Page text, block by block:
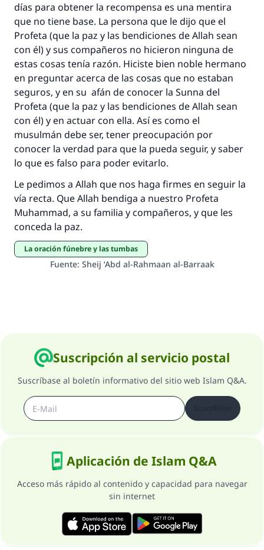
días para obtener la recompensa es una mentira
que no tiene base. La persona que le dijo que el
Profeta (que la paz y las bendiciones de Allah sean
con él) y sus compañeros no hicieron ninguna de
estas cosas tenía razón. Hiciste bien noble hermano
en preguntar acerca de las cosas que no estaban
seguros, y en su afán de conocer la Sunna del
Profeta (que la paz y las bendiciones de Allah sean
con él) y en actuar con ella. Así es como el
musulmán debe ser, tener preocupación por
conocer la verdad para que la pueda seguir, y saber
lo que es falso para poder evitarlo.
Le pedimos a Allah que nos haga firmes en seguir la
vía recta. Que Allah bendiga a nuestro Profeta
Muhammad, a su familia y compañeros, y que les
conceda la paz.
La oración fúnebre y las tumbas
Fuente: Sheij ‘Abd al-Rahmaan al-Barraak
Suscripción al servicio postal
Suscríbase al boletín informativo del sitio web Islam Q&A.
Aplicación de Islam Q&A
Acceso más rápido al contenido y capacidad para navegar
sin internet